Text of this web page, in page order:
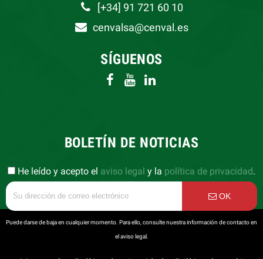
[+34] 91 721 60 10
cenvalsa@cenval.es
SÍGUENOS
BOLETÍN DE NOTICIAS
He leído y acepto el aviso legal y la política de privacidad.
OK
Puede darse de baja en cualquier momento. Para ello, consulte nuestra información de contacto en
el aviso legal.